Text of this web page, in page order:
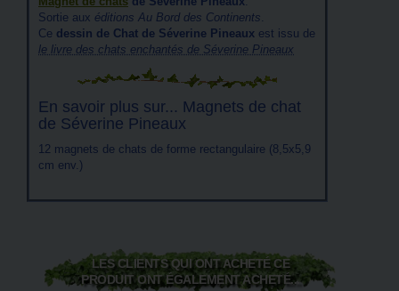
Sortie aux éditions Au Bord des Continents.
Ce dessin de Chat de Séverine Pineaux est issu de
le livre des chats enchantés de Séverine Pineaux
En savoir plus sur... Magnets de chat
de Séverine Pineaux
12 magnets de chats de forme rectangulaire (8,5x5,9
cm env.)
LES CLIENTS QUI ONT ACHETÉ CE
PRODUIT ONT ÉGALEMENT ACHETÉ...